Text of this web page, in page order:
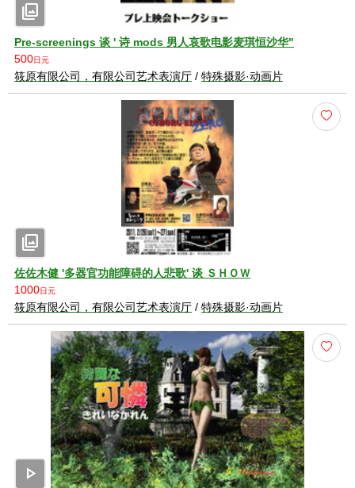
photo_library
Pre-screenings 谈 ' 诗 mods 男人哀歌电影麦琪恒沙华"
500日元
筱原有限公司，有限公司艺术表演厅 / 特殊摄影·动画片
photo_library
佐佐木健 '多器官功能障碍的人悲歌' 谈 ＳＨＯＷ
1000日元
筱原有限公司，有限公司艺术表演厅 / 特殊摄影·动画片
play_arrow